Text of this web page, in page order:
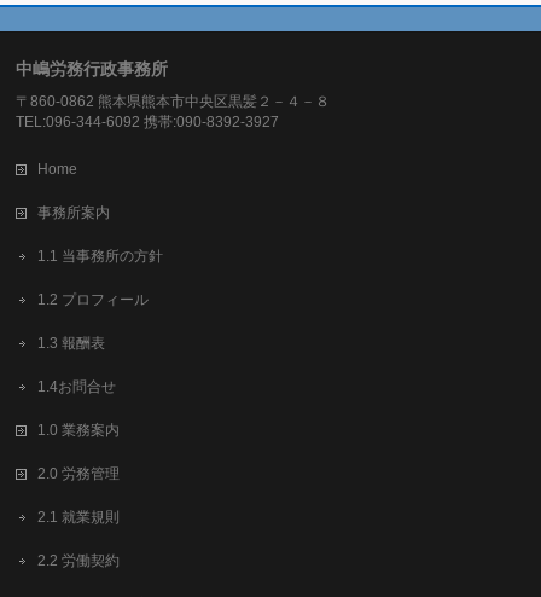
中嶋労務行政事務所
〒860-0862 熊本県熊本市中央区黒髪２－４－８
TEL:096-344-6092 携帯:090-8392-3927
Home
事務所案内
1.1 当事務所の方針
1.2 プロフィール
1.3 報酬表
1.4お問合せ
1.0 業務案内
2.0 労務管理
2.1 就業規則
2.2 労働契約